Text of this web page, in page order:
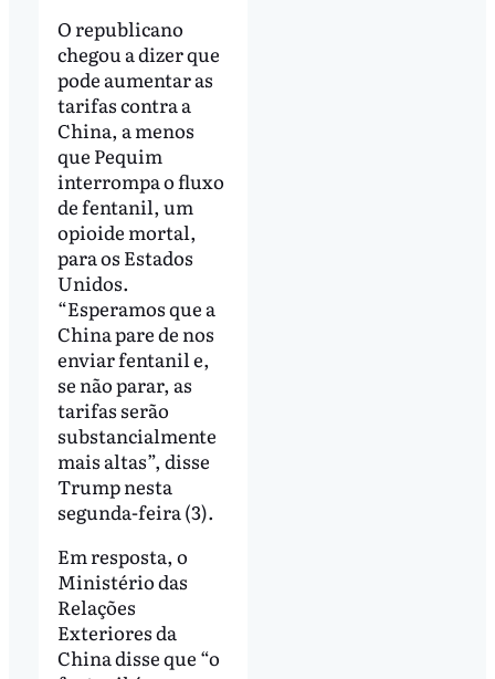
O republicano
chegou a dizer que
pode aumentar as
tarifas contra a
China, a menos
que Pequim
interrompa o fluxo
de fentanil, um
opioide mortal,
para os Estados
Unidos.
“Esperamos que a
China pare de nos
enviar fentanil e,
se não parar, as
tarifas serão
substancialmente
mais altas”, disse
Trump nesta
segunda-feira (3).
Em resposta, o
Ministério das
Relações
Exteriores da
China disse que “o